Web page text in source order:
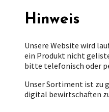
Hinweis
Unsere Website wird
ein Produkt nicht
bitte telefonisch oder
Unser Sortiment ist zu
digital bewirtschaften